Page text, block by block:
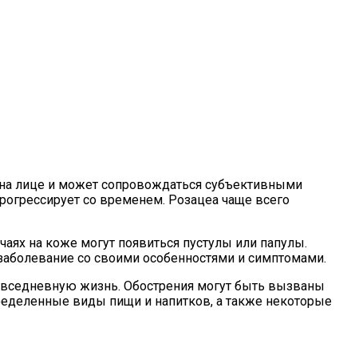
на лице и может сопровождаться субъективными
со временем. Розацеа чаще всего
на коже могут появиться пустулы или папулы.
со своими особенностями и симптомами.
жизнь. Обострения могут быть вызваны
виды пищи и напитков, а также некоторые